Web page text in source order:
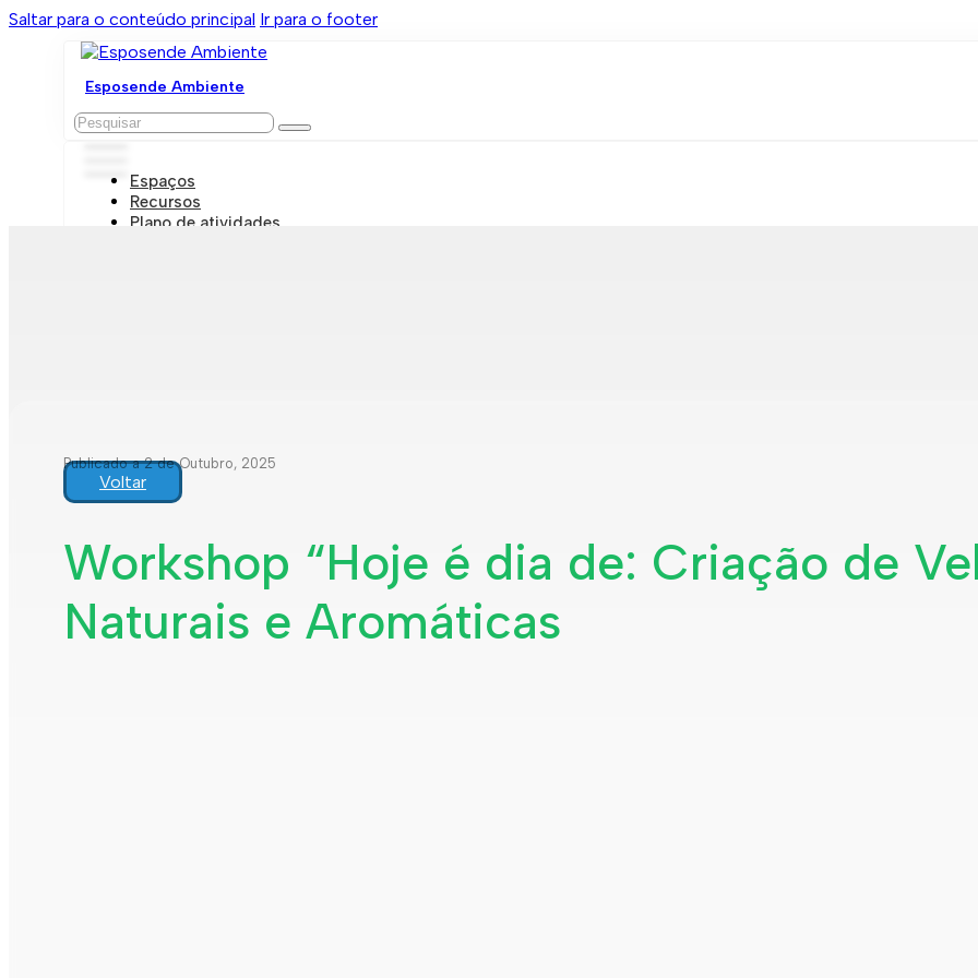
Saltar para o conteúdo principal Ir para o footer
Esposende Ambiente
Pesquisar
Espaços
Recursos
Plano de atividades
Publicado a 2 de Outubro, 2025
Voltar
Workshop “Hoje é dia de: Criação de
Naturais e Aromáticas